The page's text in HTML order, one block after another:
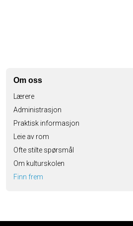
Om oss
Lærere
Administrasjon
Praktisk informasjon
Leie av rom
Ofte stilte spørsmål
Om kulturskolen
Finn frem